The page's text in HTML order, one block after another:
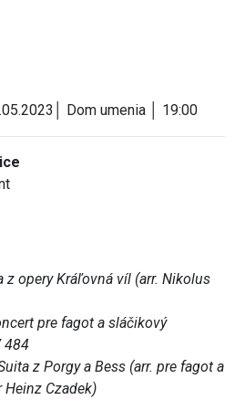
Dom umenia │ 19:00
z opery Kráľovná víl (arr. Nikolus
pre fagot a sláčikový
484
z Porgy a Bess (arr. pre fagot a
Czadek)